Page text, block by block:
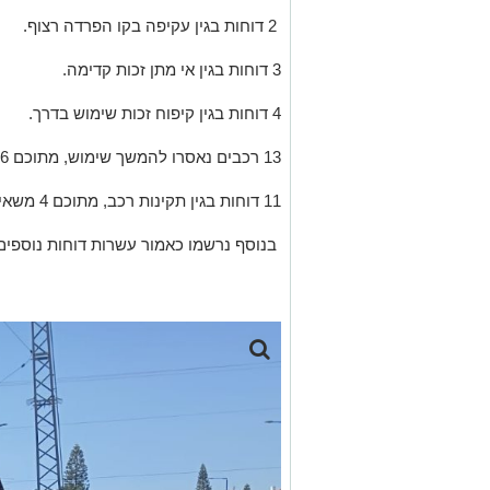
3 דוחות בגין אי מתן זכות קדימה.
4 דוחות בגין קיפוח זכות שימוש בדרך.
13 רכבים נאסרו להמשך שימוש, מתוכם 6 משאיות.
11 דוחות בגין תקינות רכב, מתוכם 4 משאיות.
בנוסף נרשמו כאמור עשרות דוחות